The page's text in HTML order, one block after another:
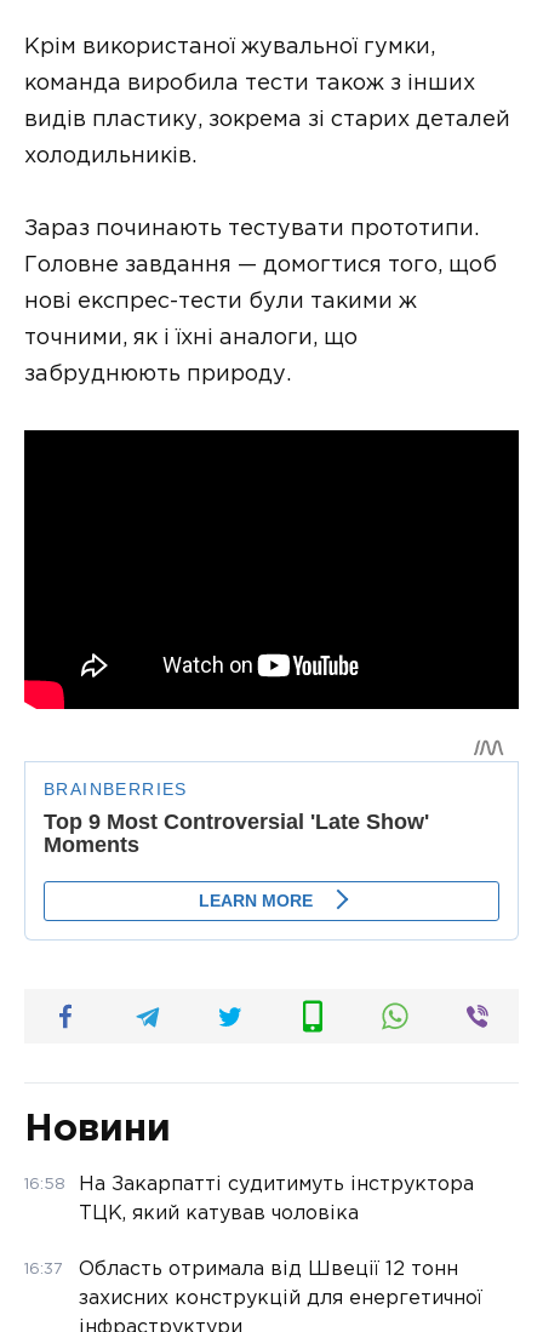
Крім використаної жувальної гумки,
команда виробила тести також з інших
видів пластику, зокрема зі старих деталей
холодильників.
Зараз починають тестувати прототипи.
Головне завдання — домогтися того, щоб
нові експрес-тести були такими ж
точними, як і їхні аналоги, що
забруднюють природу.
Новини
16:58
На Закарпатті судитимуть інструктора
ТЦК, який катував чоловіка
16:37
Область отримала від Швеції 12 тонн
захисних конструкцій для енергетичної
інфраструктури